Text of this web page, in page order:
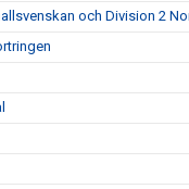
och Division 2